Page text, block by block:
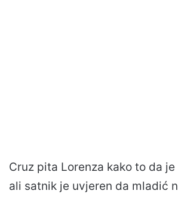
Cruz pita Lorenza kako to da
ali satnik je uvjeren da mladić